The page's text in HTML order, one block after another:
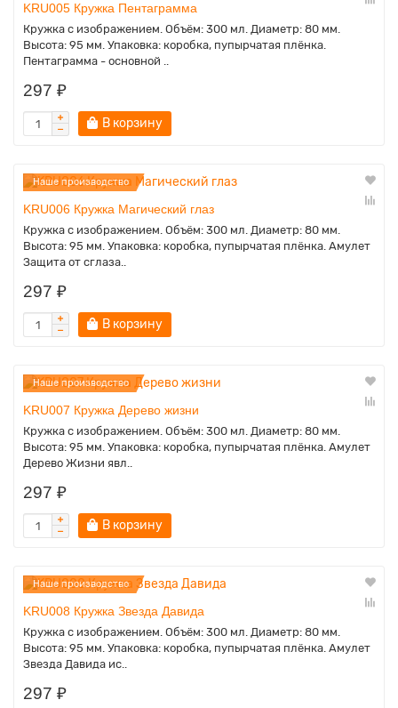
KRU005 Кружка Пентаграмма
Кружка с изображением. Объём: 300 мл. Диаметр: 80 мм.
Высота: 95 мм. Упаковка: коробка, пупырчатая плёнка.
Пентаграмма - основной ..
297 ₽
В корзину
Наше производство
KRU006 Кружка Магический глаз
Кружка с изображением. Объём: 300 мл. Диаметр: 80 мм.
Высота: 95 мм. Упаковка: коробка, пупырчатая плёнка. Амулет
Защита от сглаза..
297 ₽
В корзину
Наше производство
KRU007 Кружка Дерево жизни
Кружка с изображением. Объём: 300 мл. Диаметр: 80 мм.
Высота: 95 мм. Упаковка: коробка, пупырчатая плёнка. Амулет
Дерево Жизни явл..
297 ₽
В корзину
Наше производство
KRU008 Кружка Звезда Давида
Кружка с изображением. Объём: 300 мл. Диаметр: 80 мм.
Высота: 95 мм. Упаковка: коробка, пупырчатая плёнка. Амулет
Звезда Давида ис..
297 ₽